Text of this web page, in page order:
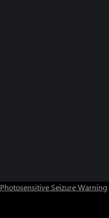
Photosensitive Seizure Warning